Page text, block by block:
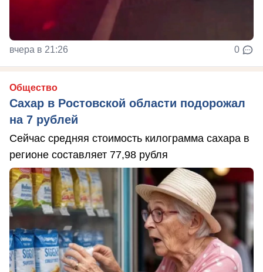
вчера в 21:26 0
Общество
Сахар в Ростовской области подорожал
на 7 рублей
Сейчас средняя стоимость килограмма сахара в
регионе составляет 77,98 рубля